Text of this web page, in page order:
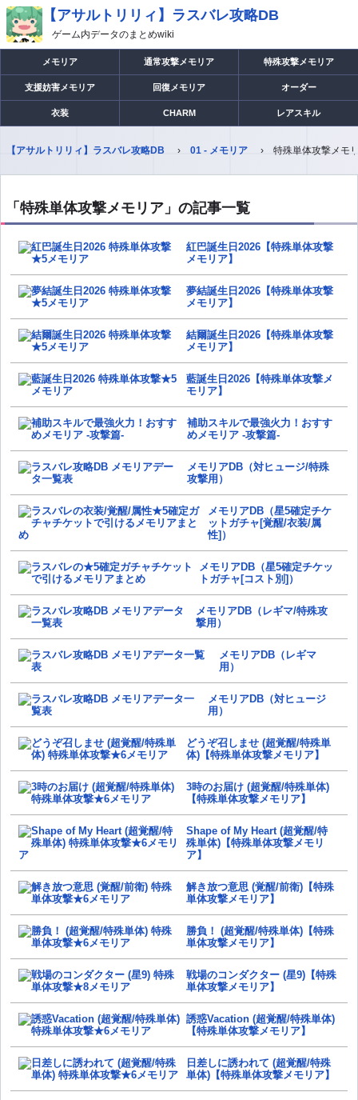
【アサルトリリィ】ラスバレ攻略DB
ゲーム内データのまとめwiki
メモリア 通常攻撃メモリア 特殊攻撃メモリア
支援妨害メモリア 回復メモリア オーダー
衣装 CHARM レアスキル
【アサルトリリィ】ラスバレ攻略DB 01 - メモリア 特殊単体攻撃メモ
「特殊単体攻撃メモリア」の記事一覧
紅巴誕生日2026【特殊単体攻撃
メモリア】
夢結誕生日2026【特殊単体攻撃
メモリア】
結爾誕生日2026【特殊単体攻撃
メモリア】
藍誕生日2026【特殊単体攻撃メ
モリア】
補助スキルで最強火力！おすす
めメモリア -攻撃篇-
メモリアDB（対ヒュージ/特殊
攻撃用）
メモリアDB（星5確定チケ
ットガチャ[覚醒/衣装/属
性]）
メモリアDB（星5確定チケッ
トガチャ[コスト別]）
メモリアDB（レギマ/特殊攻
撃用）
メモリアDB（レギマ
用）
メモリアDB（対ヒュージ
用）
どうぞ召しませ (超覚醒/特殊単
体)【特殊単体攻撃メモリア】
3時のお届け (超覚醒/特殊単体)
【特殊単体攻撃メモリア】
Shape of My Heart (超覚醒/特
殊単体)【特殊単体攻撃メモリ
ア】
解き放つ意思 (覚醒/前衛)【特殊
単体攻撃メモリア】
勝負！ (超覚醒/特殊単体)【特殊
単体攻撃メモリア】
戦場のコンダクター (星9)【特殊
単体攻撃メモリア】
誘惑Vacation (超覚醒/特殊単体)
【特殊単体攻撃メモリア】
日差しに誘われて (超覚醒/特殊
単体)【特殊単体攻撃メモリア】